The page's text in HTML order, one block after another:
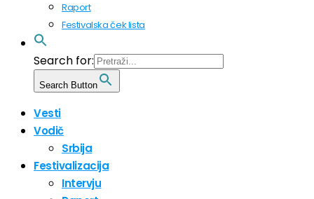
Raport
Festivalska ček lista
Search for:
Search Button
Vesti
Vodič
Srbija
Festivalizacija
Intervju